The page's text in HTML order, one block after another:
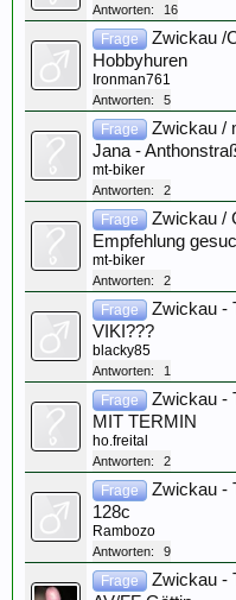
Antworten: 16
Frage
Zwickau /
Hobbyhuren
Ironman761
Antworten: 5
Frage
Zwickau /
Jana -
mt-biker
Antworten: 2
Frage
Zwickau /
Empfehlung
mt-biker
Antworten: 2
Frage
Zwickau -
VIKI???
blacky85
Antworten: 1
Frage
Zwickau -
MIT TERMIN
ho.freital
Antworten: 2
Frage
Zwickau -
128c
Rambozo
Antworten: 9
Frage
Zwickau -